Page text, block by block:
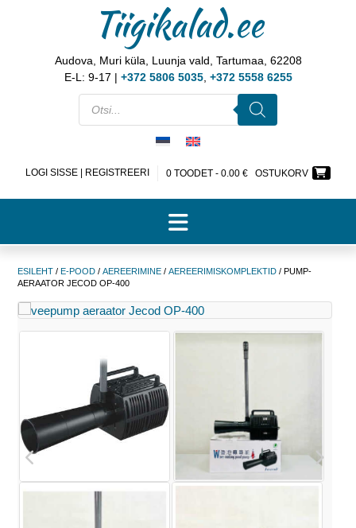
Tiigikalad.ee
Audova, Muri küla, Luunja vald, Tartumaa, 62208
E-L: 9-17 | +372 5806 5035, +372 5558 6255
LOGI SISSE | REGISTREERI 0 TOODET - 0.00 € OSTUKORV
ESILEHT / E-POOD / AEREERIMINE / AEREERIMISKOMPLEKTID / PUMP-
AERAATOR JECOD OP-400